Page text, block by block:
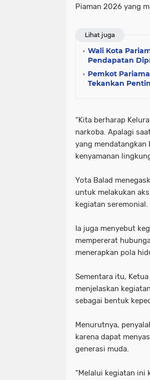
Piaman 2026 yang
Lihat juga
Wali Kota
Pendapatan
Pemkot
Tekankan
“Kita berharap
narkoba. Apalagi
yang mendatangkan
kenyamanan
Yota Balad
untuk melakukan
kegiatan seremonial.
Ia juga menyebut
mempererat
menerapkan pola
Sementara itu,
menjelaskan
sebagai bentuk
Menurutnya,
karena dapat
generasi muda.
“Melalui kegiatan ini